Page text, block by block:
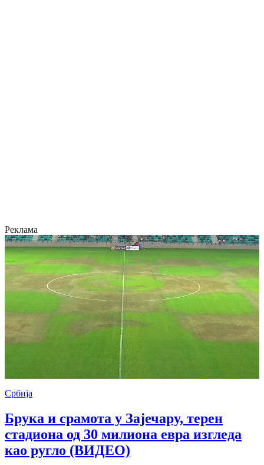
Реклама
Србија
Брука и срамота у Зајечару, терен
стадиона од 30 милиона евра изгледа
као ругло (ВИДЕО)